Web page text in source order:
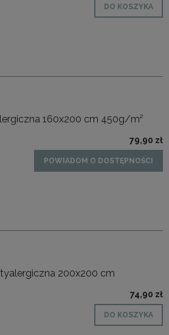
DO KOSZYKA
160x200 cm 450g/m²
79,90 zł
POWIADOM O DOSTĘPNOŚCI
200x200 cm
74,90 zł
DO KOSZYKA